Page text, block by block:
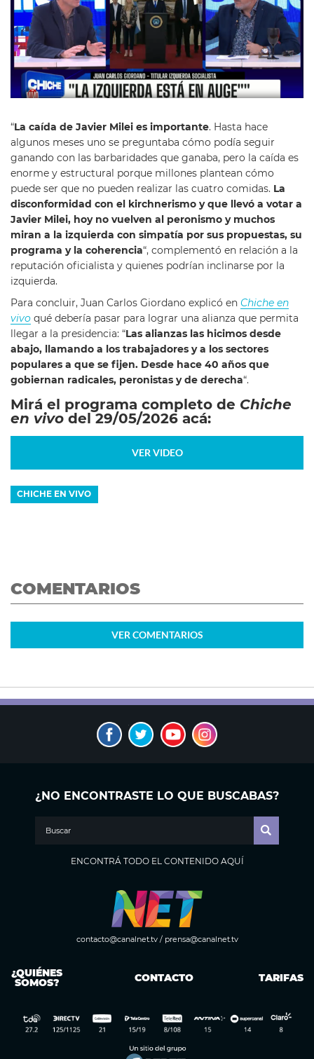
“La caída de Javier Milei es importante. Hasta hace
algunos meses uno se preguntaba cómo podía seguir
ganando con las barbaridades que ganaba, pero la caída es
enorme y estructural porque millones plantean cómo
puede ser que no pueden realizar las cuatro comidas. La
disconformidad con el kirchnerismo y que llevó a votar a
Javier Milei, hoy no vuelven al peronismo y muchos
miran a la izquierda con simpatía por sus propuestas, su
programa y la coherencia“, complementó en relación a la
reputación oficialista y quienes podrían inclinarse por la
izquierda.
Para concluir, Juan Carlos Giordano explicó en Chiche en
vivo qué debería pasar para lograr una alianza que permita
llegar a la presidencia: “Las alianzas las hicimos desde
abajo, llamando a los trabajadores y a los sectores
populares a que se fijen. Desde hace 40 años que
gobiernan radicales, peronistas y de derecha“.
Mirá el programa completo de Chiche
en vivo del 29/05/2026 acá:
VER VIDEO
CHICHE EN VIVO
COMENTARIOS
VER COMENTARIOS
¿NO ENCONTRASTE LO QUE BUSCABAS?
ENCONTRÁ TODO EL CONTENIDO AQUÍ
contacto@canalnet.tv/ prensa@canalnet.tv
¿QUIÉNES
SOMOS? CONTACTO TARIFAS